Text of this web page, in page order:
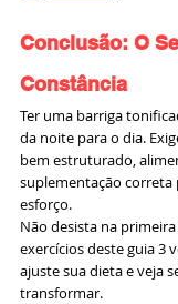
Conclusão: O
Constância
Ter uma barriga
da noite para o dia.
bem estruturado,
suplementação correta
esforço.
Não desista na
exercícios deste guia 3
ajuste sua dieta e veja
transformar.